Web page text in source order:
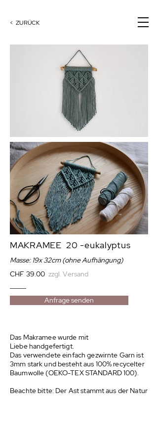
< ZURÜCK
MAKRAMEE 20 -eukalyptus
Masse: 19x 32cm(ohne Aufhängung)
CHF 39.00 zzgl. Versand
Anfrage senden
Das Makramee wurde mit
Liebe handgefertigt.
Das verwendete einfach gezwirnte Garn ist
3mm stark und besteht aus 100% recycelter
Baumwolle (OEKO-TEX STANDARD 100).
Beachte bitte: Der Ast stammt aus der Natur